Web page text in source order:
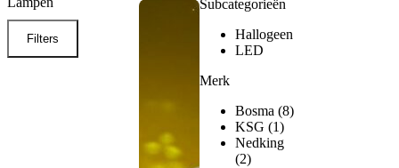
Filters
Subcategorieën
Hallogeen
LED
Merk
Bosma (8)
KSG (1)
Nedking
(2)